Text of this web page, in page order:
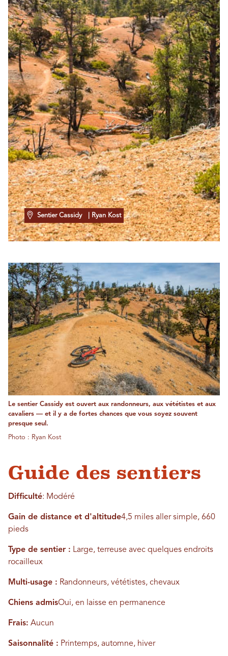
Sentier Cassidy | Ryan Kost
Le sentier Cassidy est ouvert aux randonneurs, aux vététistes et aux
cavaliers — et il y a de fortes chances que vous soyez souvent
presque seul.
Photo : Ryan Kost
Guide des sentiers
Difficulté: Modéré
Gain de distance et d'altitude4,5 miles aller simple, 660
pieds
Type de sentier : Large, terreuse avec quelques endroits
rocailleux
Multi-usage : Randonneurs, vététistes, chevaux
Chiens admisOui, en laisse en permanence
Frais: Aucun
Saisonnalité : Printemps, automne, hiver